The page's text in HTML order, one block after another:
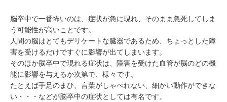
脳卒中で一番怖いのは、症状が急に現れ、そのまま急死してしま
う可能性が高いことです。
人間の脳はとてもデリケートな臓器であるため、ちょっとした障
害を受けるだけですぐに影響が出てしまいます。
そのほか脳卒中で現れる症状は、障害を受けた血管が脳のどの機
能に影響を与えるか次第で、様々です。
たとえば手足のまひ、言葉がしゃべれない、細かい動作ができな
い・・・などが脳卒中の症状としては有名です。